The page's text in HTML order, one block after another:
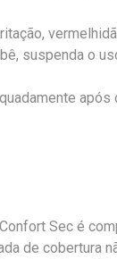
suspenda o
após
Sec é
de cobertura